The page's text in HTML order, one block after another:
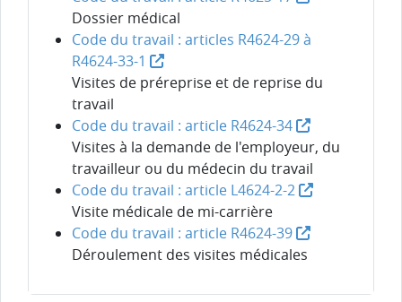
Dossier médical
Code du travail : articles R4624-29 à
R4624-33-1
Visites de préreprise et de reprise du
travail
Code du travail : article R4624-34
Visites à la demande de l'employeur, du
travailleur ou du médecin du travail
Code du travail : article L4624-2-2
Visite médicale de mi-carrière
Code du travail : article R4624-39
Déroulement des visites médicales